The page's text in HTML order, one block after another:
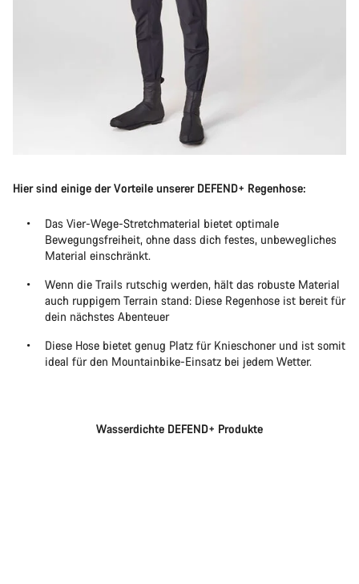
Hier sind einige der Vorteile unserer DEFEND+ Regenhose:
Das Vier-Wege-Stretchmaterial bietet optimale
Bewegungsfreiheit, ohne dass dich festes, unbewegliches
Material einschränkt.
Wenn die Trails rutschig werden, hält das robuste Material
auch ruppigem Terrain stand: Diese Regenhose ist bereit für
dein nächstes Abenteuer
Diese Hose bietet genug Platz für Knieschoner und ist somit
ideal für den Mountainbike-Einsatz bei jedem Wetter.
Wasserdichte DEFEND+ Produkte